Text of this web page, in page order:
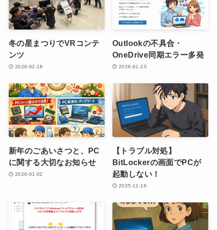
冬の星まつりでVRコンテ
ンツ
2026-02-18
Outlookの不具合・
OneDrive同期エラー多発
2026-01-25
新年のごあいさつと、PC
に関する大切なお知らせ
2026-01-02
【トラブル対処】
BitLockerの画面でPCが
起動しない！
2025-11-16